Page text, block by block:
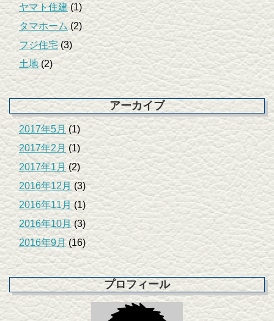
ヤマト住建(1)
タマホーム (2)
フジ住宅(3)
土地 (2)
アーカイブ
2017年5月 (1)
2017年2月 (1)
2017年1月 (2)
2016年12月 (3)
2016年11月 (1)
2016年10月(3)
2016年9月 (16)
プロフィール